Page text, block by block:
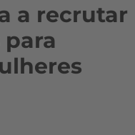
a recrutar